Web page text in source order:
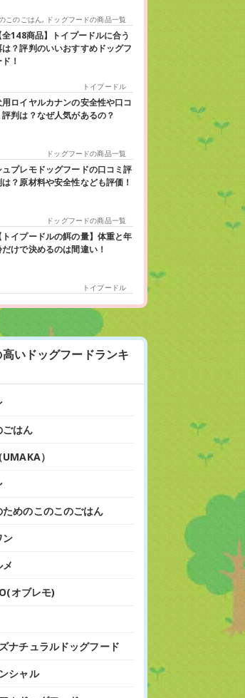
このごはん, ドッグフードの商品一覧
全148商品】トイプードルに合う
は？評判のいいおすすめドッグフ
！
トイプードル
用ロイヤルカナンの安全性や口コ
評判は？なぜ人気があるの？
ドッグフードの商品一覧
ュプレモドッグフードの口コミ評
は？原材料や安全性なども評価！
ドッグフードの商品一覧
トイプードルの餌の量】体重と年
だけで決めるのは間違い！
トイプードル
いドッグフードランキ
はん
）
めのこのこのごはん
オブレモ)
ナチュラルドッグフード
シャル